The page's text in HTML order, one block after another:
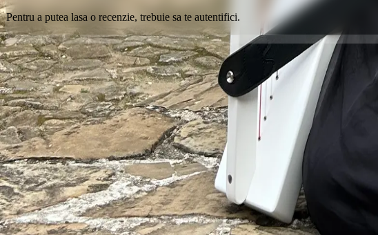
Pentru a putea lasa o recenzie, trebuie sa te autentifici.
Orice poveste începe cu un loc
Urmărește-ne
Contact